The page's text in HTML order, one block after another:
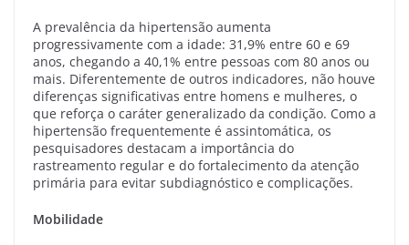
A prevalência da hipertensão aumenta
progressivamente com a idade: 31,9% entre 60 e 69
anos, chegando a 40,1% entre pessoas com 80 anos ou
mais. Diferentemente de outros indicadores, não houve
diferenças significativas entre homens e mulheres, o
que reforça o caráter generalizado da condição. Como a
hipertensão frequentemente é assintomática, os
pesquisadores destacam a importância do
rastreamento regular e do fortalecimento da atenção
primária para evitar subdiagnóstico e complicações.
Mobilidade